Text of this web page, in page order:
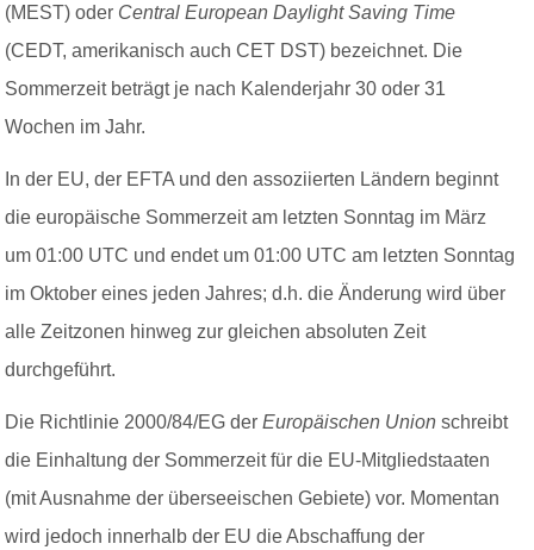
(MEST) oder Central European Daylight Saving Time
(CEDT, amerikanisch auch CET DST) bezeichnet. Die
Sommerzeit beträgt je nach Kalenderjahr 30 oder 31
Wochen im Jahr.
In der EU, der EFTA und den assoziierten Ländern beginnt
die europäische Sommerzeit am letzten Sonntag im März
um 01:00 UTC und endet um 01:00 UTC am letzten Sonntag
im Oktober eines jeden Jahres; d.h. die Änderung wird über
alle Zeitzonen hinweg zur gleichen absoluten Zeit
durchgeführt.
Die Richtlinie 2000/84/EG derEuropäischen Union schreibt
die Einhaltung der Sommerzeit für die EU-Mitgliedstaaten
(mit Ausnahme der überseeischen Gebiete) vor. Momentan
wird jedoch innerhalb der EUdie Abschaffung der